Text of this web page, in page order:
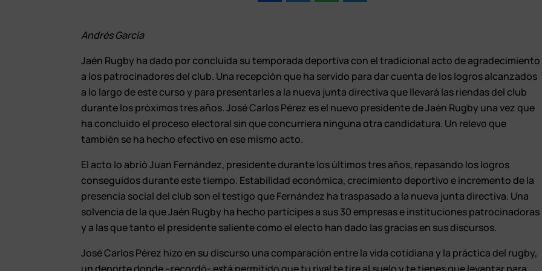
Andrés García
Jaén Rugby ha dado por concluida su temporada deportiva con el tradicional acto de agradecimiento
a los patrocinadores del club. Una recepción que ha servido para dar cuenta de los logros alcanzados
a lo largo de este curso y para presentarles a la nueva junta directiva que llevará las riendas del club
durante los próximos tres años. José Carlos Pérez es el nuevo presidente de Jaén Rugby una vez que
ha concluido el proceso electoral sin que concurriera ninguna otra candidatura. Un relevo que
también se ha hecho efectivo en ese mismo acto.
El acto lo abrió Juan Fernández, presidente durante los últimos tres años, repasando los logros
conseguidos durante este tiempo. Estabilidad económica, crecimiento deportivo e incremento de la
presencia social del club son el testigo que Fernández ha traspasado a la nueva junta directiva. Una
solvencia de la que Jaén Rugby ha hecho partícipes a sus 30 empresas e instituciones patrocinadoras
y a las que tanto el presidente saliente como el electo han dado las gracias en sus discursos.
José Carlos Pérez hizo en su discurso una comparación entre la vida cotidiana y la práctica del rugby,